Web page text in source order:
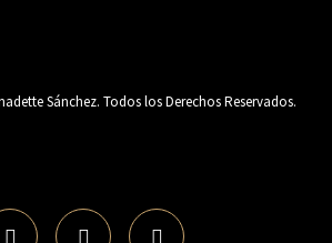
Sánchez. Todos los Derechos Reservados.